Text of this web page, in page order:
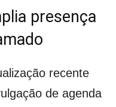
presença
recente
de agenda